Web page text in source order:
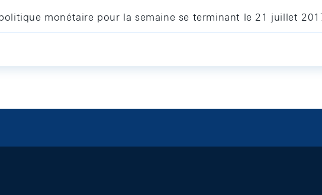
monétaire pour la semaine se terminant le 21 juillet